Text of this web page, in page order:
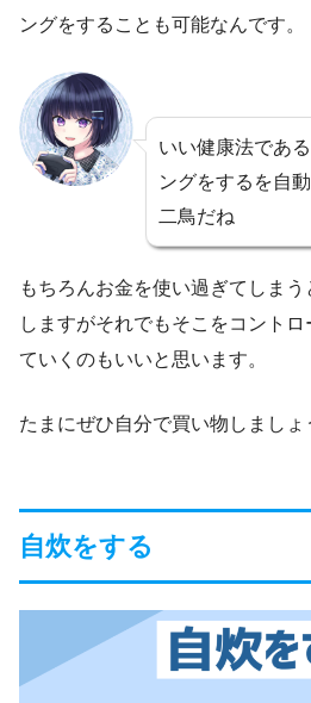
ングをすることも可能なんです。
いい健康法であ
ングをするを自
二鳥だね
もちろんお金を使い過ぎてしま
しますがそれでもそこをコント
ていくのもいいと思います。
たまにぜひ自分で買い物しましょ
自炊をする